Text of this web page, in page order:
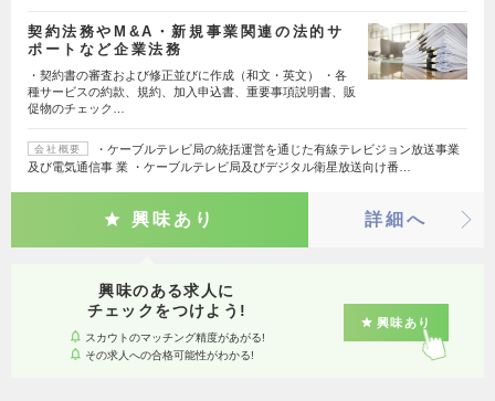
契約法務やM&A・新規事業関連の法的サ
ポートなど企業法務
・契約書の審査および修正並びに作成（和文・英文） ・各
種サービスの約款、規約、加入申込書、重要事項説明書、販
促物のチェック…
会社概要
・ケーブルテレビ局の統括運営を通じた有線テレビジョン放送事業
及び電気通信事 業 ・ケーブルテレビ局及びデジタル衛星放送向け番…
興味あり 詳細へ
興味のある求人に
チェックをつけよう!
スカウトのマッチング精度があがる!
その求人への合格可能性がわかる!
興味あり